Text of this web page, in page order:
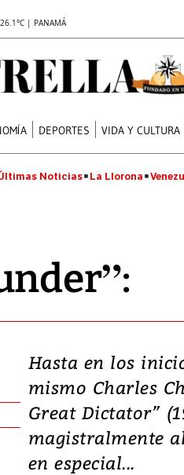
26.1°C | PANAMÁ
DEPORTES VIDA Y CULTURA
Noticias La Llorona
Hasta en los
mismo Charles
Great Dictator”
magistralmente
en especial...
Video,
deja
daños